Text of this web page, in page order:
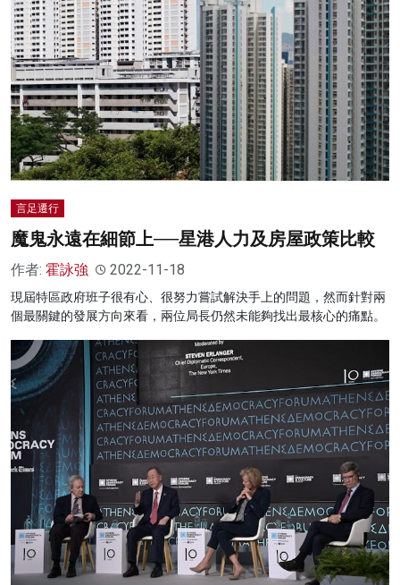
言足遷行
魔鬼永遠在細節上──星港人力及房屋政策比較
作者: 霍詠強 2022-11-18
現屆特區政府班子很有心、很努力嘗試解決手上的問題，然而針對兩
個最關鍵的發展方向來看，兩位局長仍然未能夠找出最核心的痛點。